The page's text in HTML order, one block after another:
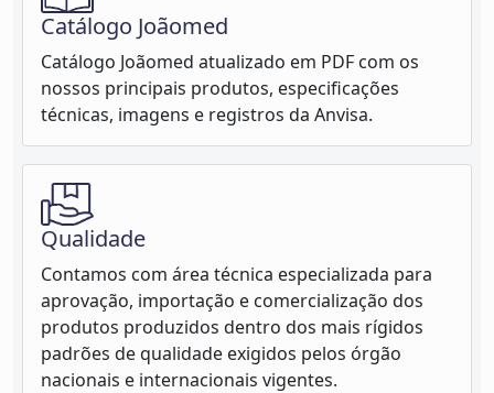
Catálogo Joãomed
Catálogo Joãomed atualizado em PDF com os
nossos principais produtos, especificações
técnicas, imagens e registros da Anvisa.
Qualidade
Contamos com área técnica especializada para
aprovação, importação e comercialização dos
produtos produzidos dentro dos mais rígidos
padrões de qualidade exigidos pelos órgão
nacionais e internacionais vigentes.